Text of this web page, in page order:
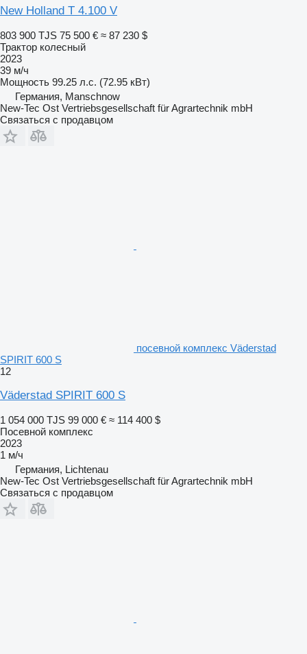
New Holland T 4.100 V
803 900 TJS 75 500 € ≈ 87 230 $
Трактор колесный
2023
39 м/ч
Мощность 99.25 л.с. (72.95 кВт)
Германия, Manschnow
New-Tec Ost Vertriebsgesellschaft für Agrartechnik mbH
Связаться с продавцом
посевной комплекс Väderstad
SPIRIT 600 S
12
Väderstad SPIRIT 600 S
1 054 000 TJS 99 000 € ≈ 114 400 $
Посевной комплекс
2023
1 м/ч
Германия, Lichtenau
New-Tec Ost Vertriebsgesellschaft für Agrartechnik mbH
Связаться с продавцом